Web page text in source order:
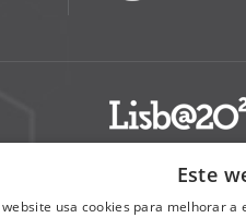
Este
website usa cookies para melhorar